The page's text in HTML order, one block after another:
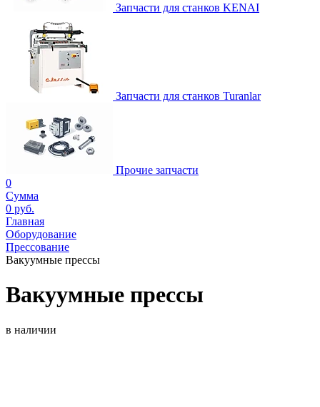
Запчасти для станков KENAI
Запчасти для станков Turanlar
Прочие запчасти
0
Сумма
0 руб.
Главная
Оборудование
Прессование
Вакуумные прессы
Вакуумные прессы
в наличии